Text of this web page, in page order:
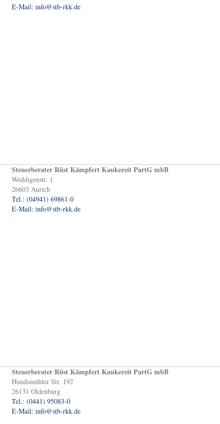
E-Mail: info@stb-rkk.de
Steuerberater Rüst Kämpfert Kaukereit PartG mbB
Weddigenstr. 1
26603 Aurich
Tel.: (04941) 69861-0
E-Mail: info@stb-rkk.de
Steuerberater Rüst Kämpfert Kaukereit PartG mbB
Hundsmühler Str. 192
26131 Oldenburg
Tel.: (0441) 95083-0
E-Mail: info@stb-rkk.de